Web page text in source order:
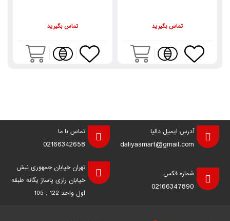
تماس بگیرید تماس بگیرید
آدرس ایمیل دالیا
daliyasmart@gmail.com
تماس با ما
02166342658
شماره فکس
02166347890
تهران خیابان جمهوری نبش
خیابان رازی پاساژ یگانه طبقه
اول واحد 122 , 105